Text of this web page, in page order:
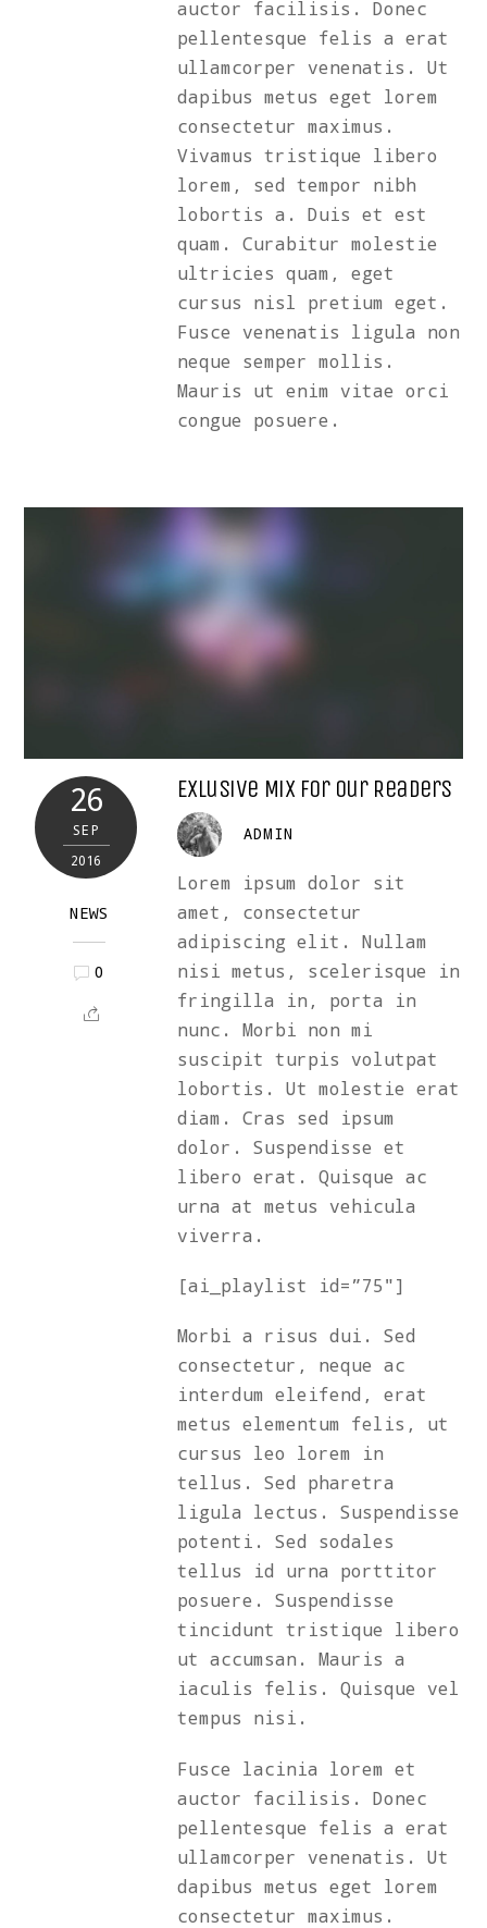
auctor facilisis. Donec
pellentesque felis a erat
ullamcorper venenatis. Ut
dapibus metus eget lorem
consectetur maximus.
Vivamus tristique libero
lorem, sed tempor nibh
lobortis a. Duis et est
quam. Curabitur molestie
ultricies quam, eget
cursus nisl pretium eget.
Fusce venenatis ligula non
neque semper mollis.
Mauris ut enim vitae orci
congue posuere.
26
SEP
2016
NEWS
0
Exlusive Mix For Our Readers
ADMIN
Lorem ipsum dolor sit
amet, consectetur
adipiscing elit. Nullam
nisi metus, scelerisque in
fringilla in, porta in
nunc. Morbi non mi
suscipit turpis volutpat
lobortis. Ut molestie erat
diam. Cras sed ipsum
dolor. Suspendisse et
libero erat. Quisque ac
urna at metus vehicula
viverra.
[ai_playlist id=”75″]
Morbi a risus dui. Sed
consectetur, neque ac
interdum eleifend, erat
metus elementum felis, ut
cursus leo lorem in
tellus. Sed pharetra
ligula lectus. Suspendisse
potenti. Sed sodales
tellus id urna porttitor
posuere. Suspendisse
tincidunt tristique libero
ut accumsan. Mauris a
iaculis felis. Quisque vel
tempus nisi.
Fusce lacinia lorem et
auctor facilisis. Donec
pellentesque felis a erat
ullamcorper venenatis. Ut
dapibus metus eget lorem
consectetur maximus.